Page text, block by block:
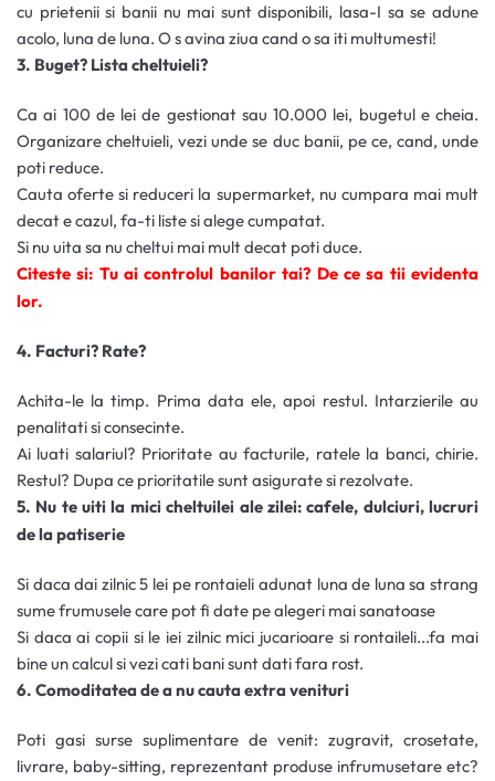
cu prietenii si banii nu mai sunt disponibili, lasa-I sa se adune
acolo, luna de luna. O s avina ziua cand o sa iti multumesti!
3. Buget? Lista cheltuieli?
Ca ai 100 de lei de gestionat sau 10.000 lei, bugetul e cheia.
Organizare cheltuieli, vezi unde se duc banii, pe ce, cand, unde
poti reduce.
Cauta oferte si reduceri la supermarket, nu cumpara mai mult
decat e cazul, fa-ti liste si alege cumpatat.
Si nu uita sa nu cheltui mai mult decat poti duce.
Citeste si: Tu ai controlul banilor tai? De ce sa tii evidenta
lor.
4. Facturi? Rate?
Achita-le la timp. Prima data ele, apoi restul. Intarzierile au
penalitati si consecinte.
Ai luati salariul? Prioritate au facturile, ratele la banci, chirie.
Restul? Dupa ce prioritatile sunt asigurate si rezolvate.
5. Nu te uiti la mici cheltuilei ale zilei: cafele, dulciuri, lucruri
de la patiserie
Si daca dai zilnic 5 lei pe rontaieli adunat luna de luna sa strang
sume frumusele care pot fi date pe alegeri mai sanatoase
Si daca ai copii si le iei zilnic mici jucarioare si rontaileli...fa mai
bine un calcul si vezi cati bani sunt dati fara rost.
6. Comoditatea de a nu cauta extra venituri
Poti gasi surse suplimentare de venit: zugravit, crosetate,
livrare, baby-sitting, reprezentant produse infrumusetare etc?